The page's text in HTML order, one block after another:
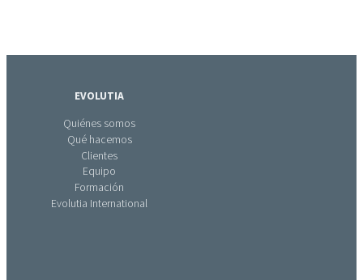
EVOLUTIA
Quiénes somos
Qué hacemos
Clientes
Equipo
Formación
Evolutia International